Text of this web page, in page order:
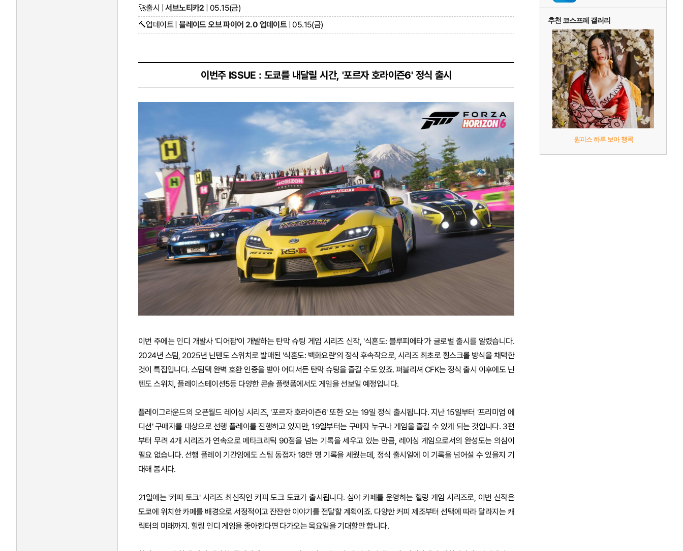
🚀출시 |서브노티카2 | 05.15(금)
🔨업데이트 |블레이드 오브 파이어 2.0 업데이트| 05.15(금)
이번주 ISSUE : 도쿄를 내달릴 시간, '포르자 호라이즌6' 정식 출시
이번 주에는 인디 개발사 '디어팜'이 개발하는 탄막 슈팅 게임 시리즈 신작, '식혼도: 블루피에타'가 글로벌 출시를 알렸습니다.
2024년 스팀, 2025년 닌텐도 스위치로 발매된 '식혼도: 백화요란'의 정식 후속작으로, 시리즈 최초로 횡스크롤 방식을 채택한
것이 특집입니다. 스팀덱 완벽 호환 인증을 받아 어디서든 탄막 슈팅을 즐길 수도 있죠. 퍼블리셔 CFK는 정식 출시 이후에도 닌
텐도 스위치, 플레이스테이션5등 다양한 콘솔 플랫폼에서도 게임을 선보일 예정입니다.
플레이그라운드의 오픈월드 레이싱 시리즈, '포르자 호라이즌6' 또한 오는 19일 정식 출시됩니다. 지난 15일부터 '프리미엄 에
디션' 구매자를 대상으로 선행 플레이를 진행하고 있지만, 19일부터는 구매자 누구나 게임을 즐길 수 있게 되는 것입니다. 3편
부터 무려 4개 시리즈가 연속으로 메타크리틱 90점을 넘는 기록을 세우고 있는 만큼, 레이싱 게임으로서의 완성도는 의심이
필요 없습니다. 선행 플레이 기간임에도 스팀 동접자 18만 명 기록을 세웠는데, 정식 출시일에 이 기록을 넘어설 수 있을지 기
대해 봅시다.
21일에는 '커피 토크' 시리즈 최신작인 커피 도크 도쿄가 출시됩니다. 심야 카페를 운영하는 힐링 게임 시리즈로, 이번 신작은
도쿄에 위치한 카페를 배경으로 서정적이고 잔잔한 이야기를 전달할 계획이죠. 다양한 커피 제조부터 선택에 따라 달라지는 캐
릭터의 미래까지. 힐링 인디 게임을 좋아한다면 다가오는 목요일을 기대할만 합니다.
추천 코스프레 갤러리
원피스 하루 보아 행콕